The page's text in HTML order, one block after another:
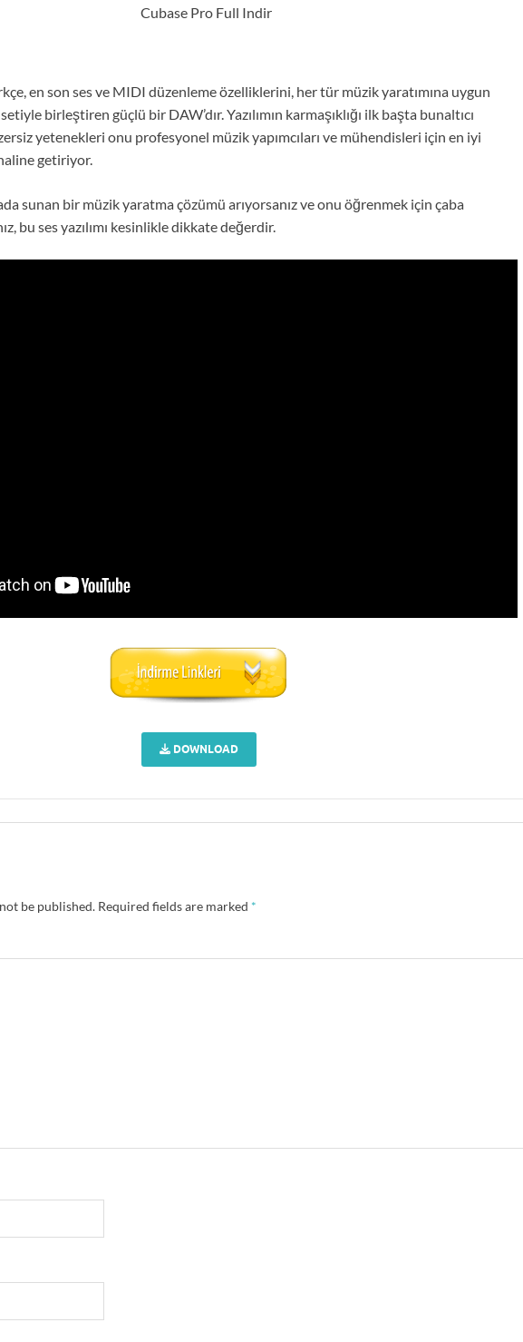
en son ses ve MIDI düzenleme özelliklerini, her tür müzik yaratımına uygun
birleştiren güçlü bir DAW’dır. Yazılımın karmaşıklığı ilk başta bunaltıcı
yetenekleri onu profesyonel müzik yapımcıları ve mühendisleri için en iyi
getiriyor.
sunan bir müzik yaratma çözümü arıyorsanız ve onu öğrenmek için çaba
bu ses yazılımı kesinlikle dikkate değerdir.
DOWNLOAD
be published. Required fields are marked *